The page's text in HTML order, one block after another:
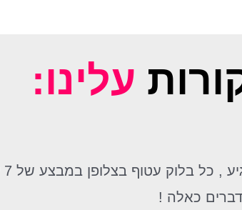
עלינו:
כאלה !